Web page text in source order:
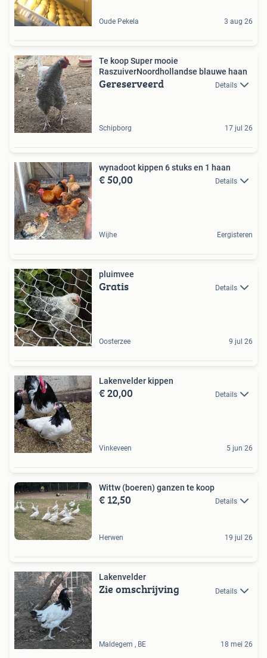
Oude Pekela 3 aug 26
Te koop Super mooie
RaszuiverNoordhollandse blauwe haan
Gereserveerd Details
Schipborg 17 jul 26
wynadoot kippen 6 stuks en 1 haan
€ 50,00 Details
Wijhe Eergisteren
pluimvee
Gratis Details
Oosterzee 9 jul 26
Lakenvelder kippen
€ 20,00 Details
Vinkeveen 5 jun 26
Wittw (boeren) ganzen te koop
€ 12,50 Details
Herwen 19 jul 26
Lakenvelder
Zie omschrijving Details
Maldegem , BE 18 mei 26